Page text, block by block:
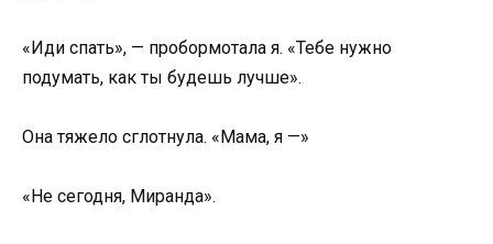
«Иди спать», — пробормотала я. «Тебе нужно
подумать, как ты будешь лучше».
Она тяжело сглотнула. «Мама, я —»
«Не сегодня, Миранда».